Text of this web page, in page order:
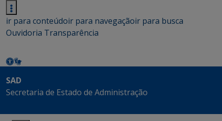
ir para conteúdoir para navegaçãoir para busca
Ouvidoria Transparência
SAD
Secretaria de Estado de Administração